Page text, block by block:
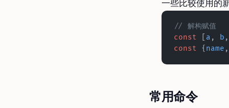
一些比较使用的
// 解构赋值
const
a , b
const { name
常用命令